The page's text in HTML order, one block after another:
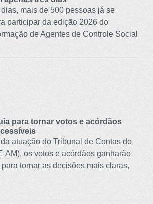
mais de 500 pessoas já se
participar da edição 2026 do
de Agentes de Controle Social
para tornar votos e acórdãos
atuação do Tribunal de Contas do
AM), os votos e acórdãos ganharão
tornar as decisões mais claras,